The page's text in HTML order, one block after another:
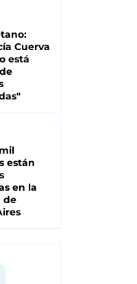
Cuerva
está
están
en la
de